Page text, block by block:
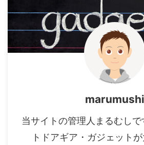
marumushi
当サイトの管理人まるむし
トドアギア・ガジェットが